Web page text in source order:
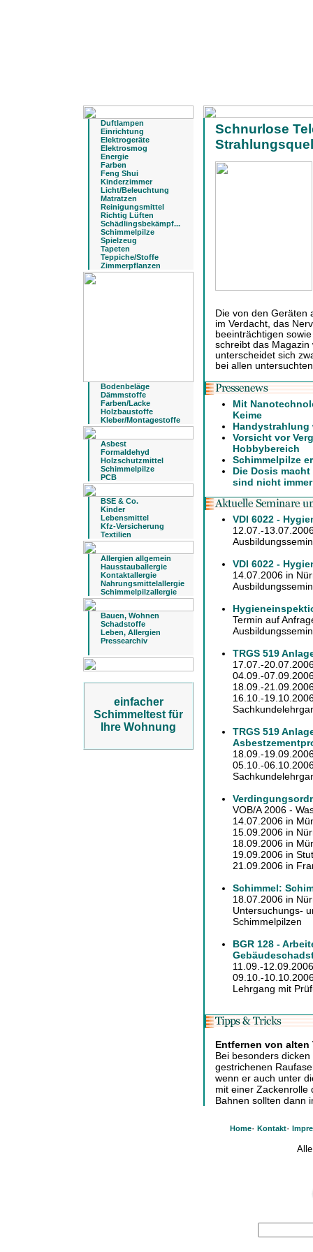
Duftlampen
Einrichtung
Elektrogeräte
Elektrosmog
Energie
Farben
Feng Shui
Kinderzimmer
Licht/Beleuchtung
Matratzen
Reinigungsmittel
Richtig Lüften
Schädlingsbekämpf...
Schimmelpilze
Spielzeug
Tapeten
Teppiche/Stoffe
Zimmerpflanzen
Bodenbeläge
Dämmstoffe
Farben/Lacke
Holzbaustoffe
Kleber/Montagestoffe
Asbest
Formaldehyd
Holzschutzmittel
Schimmelpilze
PCB
BSE & Co.
Kinder
Lebensmittel
Kfz-Versicherung
Textilien
Allergien allgemein
Hausstauballergie
Kontaktallergie
Nahrungsmittelallergie
Schimmelpilzallergie
Bauen, Wohnen
Schadstoffe
Leben, Allergien
Pressearchiv
einfacher
Schimmeltest für
Ihre Wohnung
Schnurlose
Die von den Geräten
im Verdacht, das
beeinträchtigen
schreibt das Magazin
unterscheidet sich
bei allen
Mit
Keime
Handystrahlung
Vorsicht vor
Hobbybereich
Schimmelpilze
Die Dosis
sind nicht
VDI 6022 -
12.07.-
VDI 6022 -
14.07.2006 in
Termin auf
TRGS 519
17.07.-
04.09.-
18.09.-
16.10.-
TRGS 519
18.09.-
05.10.-
VOB/A 2006 -
14.07.2006 in
15.09.2006 in
18.09.2006 in
19.09.2006 in
21.09.2006 in
Schimmel:
18.07.2006 in
Untersuchungs-
Schimmelpilzen
BGR 128 -
11.09.-
09.10.-
Lehrgang mit
Entfernen von alten
Bei besonders
gestrichenen
wenn er auch unter
mit einer Zackenrolle
Bahnen sollten dann
Home· Kontakt·